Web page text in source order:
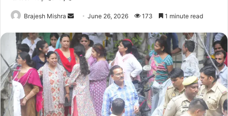
Brajesh Mishra
Send
email
June 26, 2026 173 1 minute read